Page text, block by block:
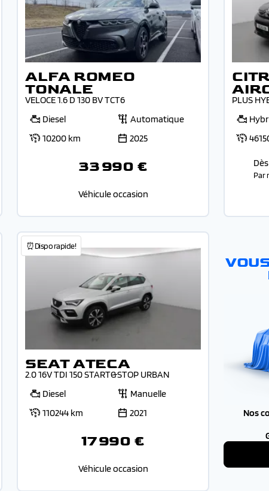
ALFA ROMEO
TONALE
VELOCE 1.6 D 130 BV TCT6
Diesel
Automatique
10200 km
2025
33 990 €
Véhicule occasion
PLUS
Dès
Par
⏰Dispo rapide!
SEAT ATECA
2.0 16V TDI 150 START&STOP URBAN
Diesel
Manuelle
110244 km
2021
17 990 €
Véhicule occasion
Nos